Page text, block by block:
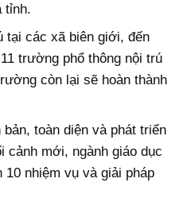
tỉnh.
tại các xã biên giới, đến
trường phổ thông nội trú
còn lại sẽ hoàn thành
toàn diện và phát triển
cảnh mới, ngành giáo dục
nhiệm vụ và giải pháp